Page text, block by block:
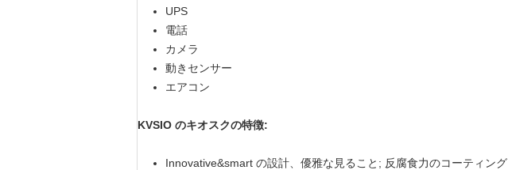
UPS
電話
カメラ
動きセンサー
エアコン
KVSIO のキオスクの特徴:
Innovative&smart の設計、優雅な見ること; 反腐食力のコーティング